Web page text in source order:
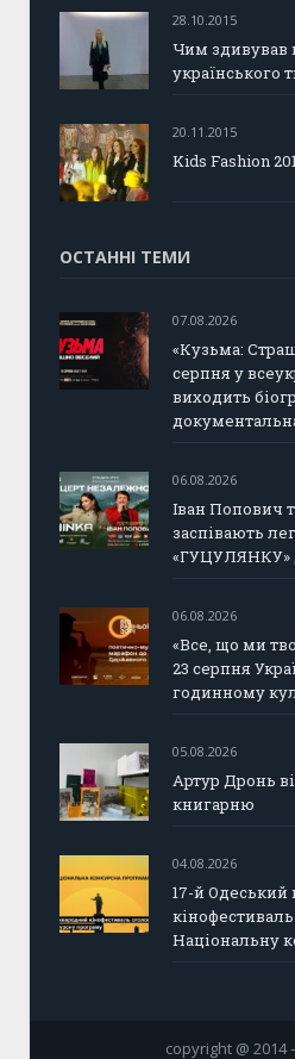
28.10.2015
Чим здивував
українського
20.11.2015
Kids Fashion
ОСТАННІ ТЕМИ
07.08.2026
«Кузьма:
серпня у
виходить
06.08.2026
Іван Попович
заспівають
«ГУЦУЛЯНКУ»
06.08.2026
«Все, що ми
23 серпня
годинному
05.08.2026
Артур Дронь
книгарню
04.08.2026
17-й
Національну
copyright @ 2014